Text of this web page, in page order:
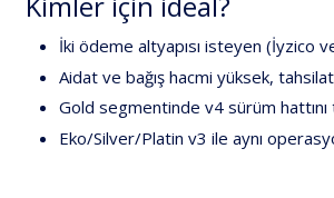
İki ödeme altyapısı isteyen (İyzico
Aidat ve bağış hacmi yüksek, tahsilat
Gold segmentinde v4 sürüm hattını
Eko/Silver/Platin v3 ile aynı